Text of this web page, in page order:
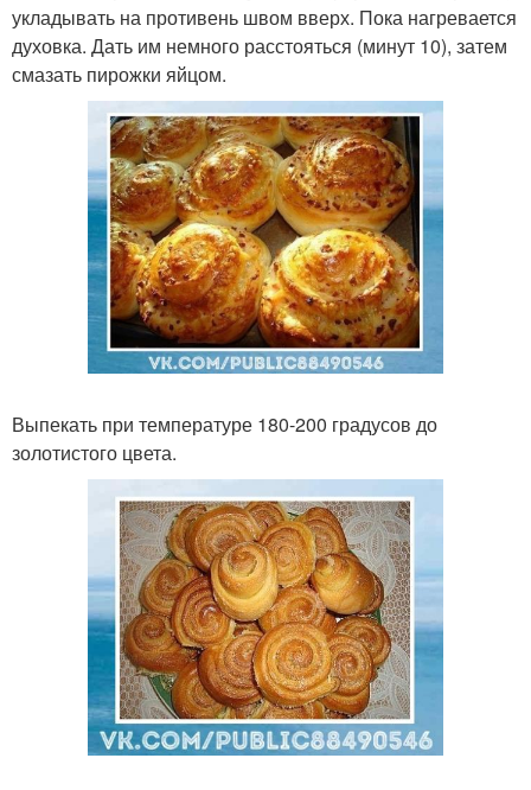
укладывать на противень швом вверх. Пока нагревается
духовка. Дать им немного расстояться (минут 10), затем
смазать пирожки яйцом.
Выпекать при температуре 180-200 градусов до
золотистого цвета.